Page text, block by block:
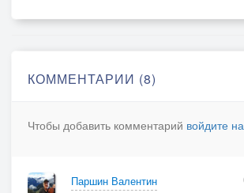
Ну а нет, значит грешил и, к
И нырнул я с головой, в омут жизни
КОММЕНТАРИИ (8)
Чтобы добавить комментарий войдите
Паршин Валентин